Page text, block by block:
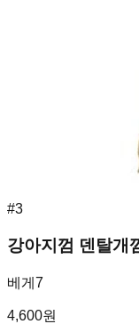
#3
강아지껌 덴탈개
베게7
4,600원